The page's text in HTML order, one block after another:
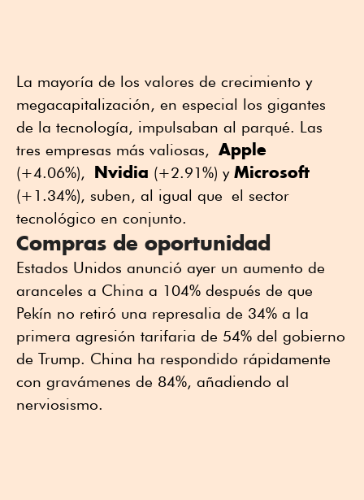
La mayoría de los valores de crecimiento y
megacapitalización, en especial los gigantes
de la tecnología, impulsaban al parqué. Las
tres empresas más valiosas, Apple
(+4.06%), Nvidia (+2.91%) y Microsoft
(+1.34%), suben, al igual que el sector
tecnológico en conjunto.
Compras de oportunidad
Estados Unidos anunció ayer un aumento de
aranceles a China a 104% después de que
Pekín no retiró una represalia de 34% a la
primera agresión tarifaria de 54% del gobierno
de Trump. China ha respondido rápidamente
con gravámenes de 84%, añadiendo al
nerviosismo.